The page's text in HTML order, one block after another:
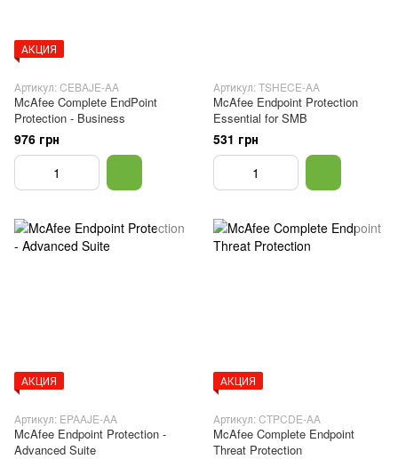
АКЦИЯ
Артикул: CEBAJE-AA
McAfee Complete EndPoint
Protection - Business
976 грн
Артикул: TSHECE-AA
McAfee Endpoint Protection
Essential for SMB
531 грн
АКЦИЯ
Артикул: EPAAJE-AA
McAfee Endpoint Protection -
Advanced Suite
АКЦИЯ
Артикул: CTPCDE-AA
McAfee Complete Endpoint
Threat Protection